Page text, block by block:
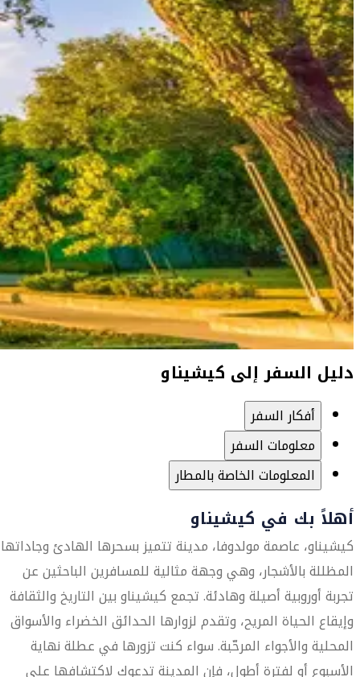
دليل السفر إلى كيشيناو
أفكار السفر
معلومات السفر
المعلومات الخاصة بالمطار
أهلاً بك في كيشيناو
كيشيناو، عاصمة مولدوفا، مدينة تتميز بسحرها الهادئ وجاداتها
المظللة بالأشجار، وهي وجهة مثالية للمسافرين الباحثين عن
تجربة أوروبية أصيلة وهادئة. تجمع كيشيناو بين التاريخ والثقافة
وإيقاع الحياة المريح، وتقدم لزوارها الحدائق الخضراء والأسواق
المحلية والأجواء المرحّبة. سواء كنت تزورها في عطلة نهاية
الأسبوع أو لفترة أطول، فإن المدينة تدعوك لاكتشافها على